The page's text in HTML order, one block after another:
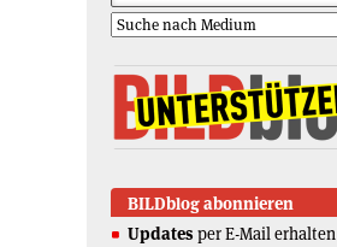
BILDblog abonnieren
Updates per E-Mail erhalten